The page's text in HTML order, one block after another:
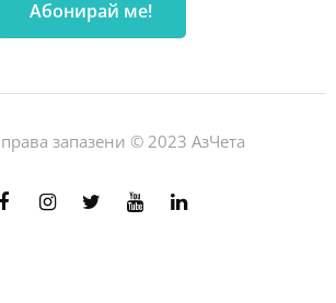
запазени © 2023 АзЧета